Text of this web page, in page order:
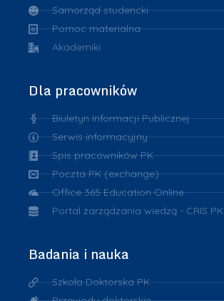
Samorząd studencki
Pomoc materialna
Akademiki
Dla pracowników
Biuletyn Informacji Publicznej
Serwis informacyjny
Spis pracowników PK
Poczta PK (exchange)
Office 365 Education Online
Portal zarządzania wiedzą - CRIS PK
Badania i nauka
Szkoła Doktorska PK